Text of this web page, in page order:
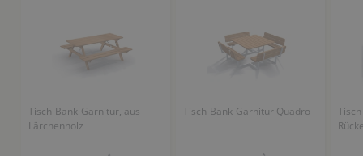
Tisch-Bank-Garnitur, aus
Lärchenholz
Tisch-Bank-Garnitur Quadro